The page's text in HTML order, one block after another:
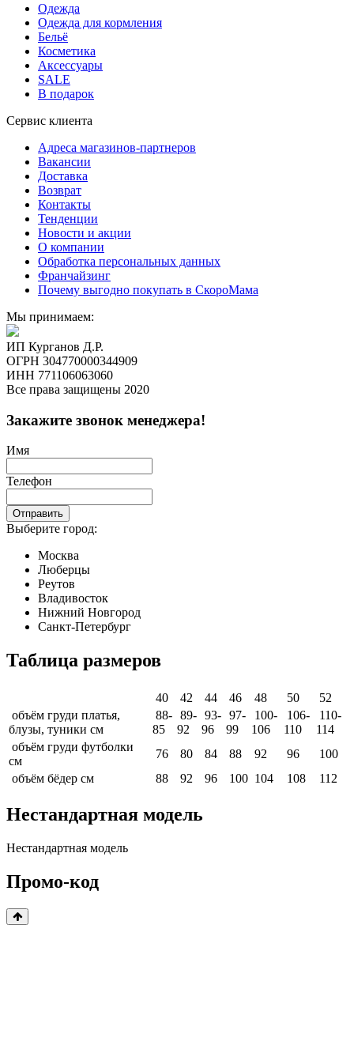
Одежда
Одежда для кормления
Бельё
Косметика
Аксессуары
SALE
В подарок
Сервис клиента
Адреса магазинов-партнеров
Вакансии
Доставка
Возврат
Контакты
Тенденции
Новости и акции
О компании
Обработка персональных данных
Франчайзинг
Почему выгодно покупать в СкороМама
Мы принимаем:
ИП Курганов Д.Р.
ОГРН 304770000344909
ИНН 771106063060
Все права защищены 2020
Закажите звонок менеджера!
Имя
Телефон
Отправить
Выберите город:
Москва
Люберцы
Реутов
Владивосток
Нижний Новгород
Санкт-Петербург
Таблица размеров
40 42 44 46 48 50
52
объём груди платья,
блузы, туники см
88-
85
89-
92
93-
96
97-
99
100-
106
106-
110
110-
114
объём груди футболки
см
76 80 84 88 92 96
100
объём бёдер см
88 92 96 100 104 108 112
Нестандартная модель
Нестандартная модель
Промо-код